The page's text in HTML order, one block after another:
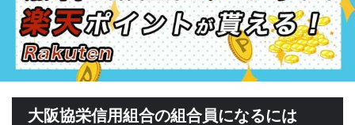
大阪協栄信用組合の組合員になるには